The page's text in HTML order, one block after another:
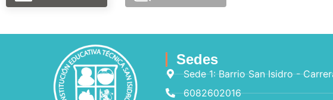
Sedes
Sede 1: Barrio San Isidro -
6082602016